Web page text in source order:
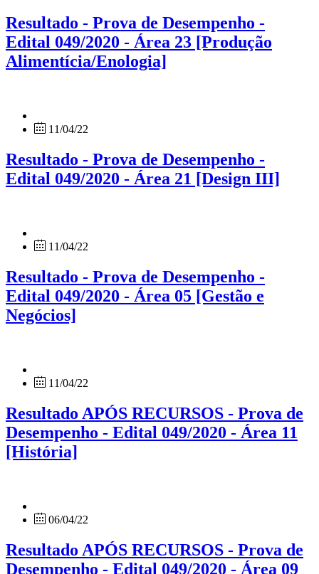
Resultado - Prova de Desempenho -
Edital 049/2020 - Área 23 [Produção
Alimentícia/Enologia]
11/04/22
Resultado - Prova de Desempenho -
Edital 049/2020 - Área 21 [Design III]
11/04/22
Resultado - Prova de Desempenho -
Edital 049/2020 - Área 05 [Gestão e
Negócios]
11/04/22
Resultado APÓS RECURSOS - Prova de
Desempenho - Edital 049/2020 - Área 11
[História]
06/04/22
Resultado APÓS RECURSOS - Prova de
Desempenho - Edital 049/2020 - Área 09